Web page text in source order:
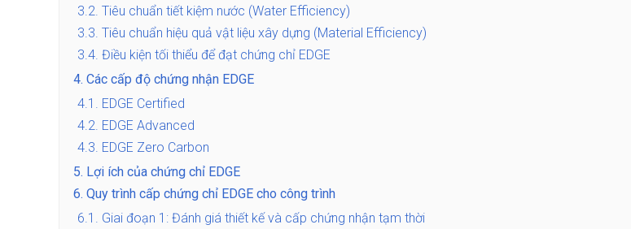
3.2. Tiêu chuẩn tiết kiệm nước (Water Efficiency)
3.3. Tiêu chuẩn hiệu quả vật liệu xây dựng (Material Efficiency)
3.4. Điều kiện tối thiểu để đạt chứng chỉ EDGE
4. Các cấp độ chứng nhận EDGE
4.1. EDGE Certified
4.2. EDGE Advanced
4.3. EDGE Zero Carbon
5. Lợi ích của chứng chỉ EDGE
6. Quy trình cấp chứng chỉ EDGE cho công trình
6.1. Giai đoạn 1: Đánh giá thiết kế và cấp chứng nhận tạm thời